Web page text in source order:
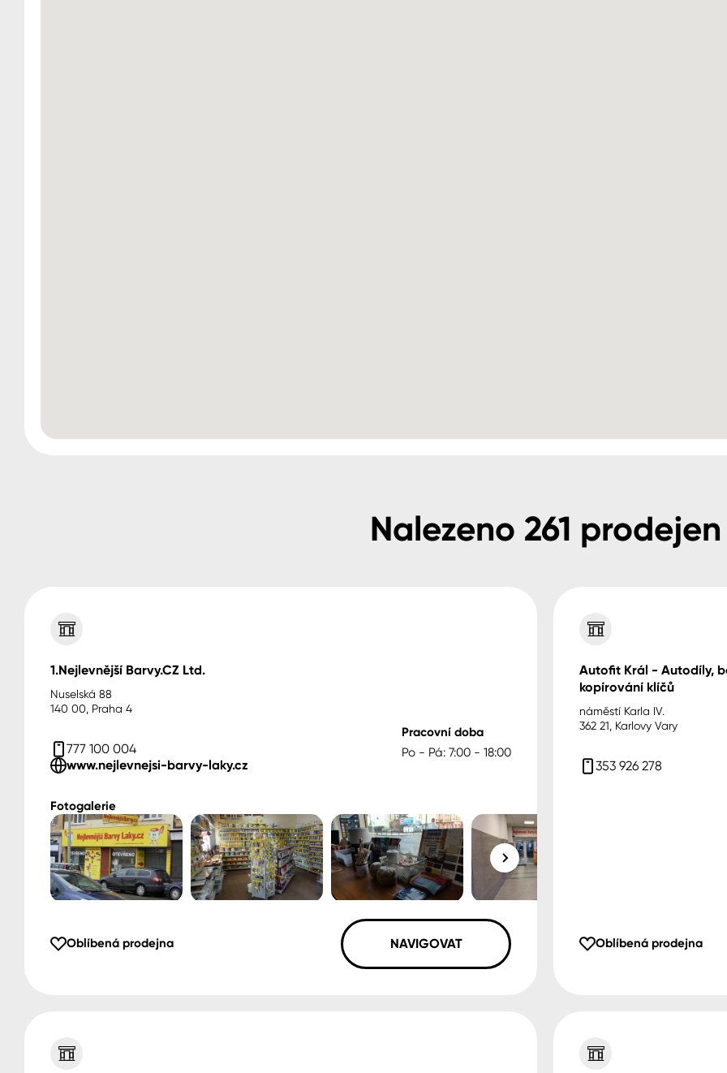
Nalezeno 261 prodejen
1.Nejlevnější Barvy.CZ Ltd.
Nuselská 88
140 00, Praha 4
777 100 004
www.nejlevnejsi-barvy-laky.cz
Pracovní doba
Po - Pá: 7:00 - 18:00
Fotogalerie
Oblíbená prodejna NAVIGOVAT
Autofit Král - Autodíly,
kopírování klíčů
náměstí Karla IV.
362 21, Karlovy Vary
353 926 278
Oblíbená prodejna